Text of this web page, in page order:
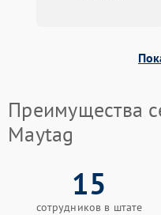
Преимущества
Maytag
15
сотрудников в штате